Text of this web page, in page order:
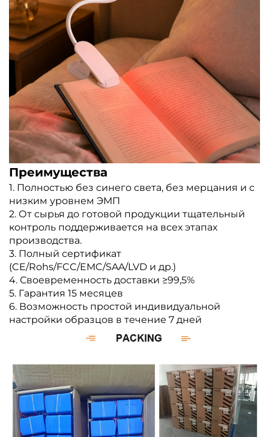
Преимущества
1. Полностью без синего света, без мерцания и с
низким уровнем ЭМП
2. От сырья до готовой продукции тщательный
контроль поддерживается на всех этапах
производства.
3. Полный сертификат
(CE/Rohs/FCC/EMC/SAA/LVD и др.)
4. Своевременность доставки ≥99,5%
5. Гарантия 15 месяцев
6. Возможность простой индивидуальной
настройки образцов в течение 7 дней